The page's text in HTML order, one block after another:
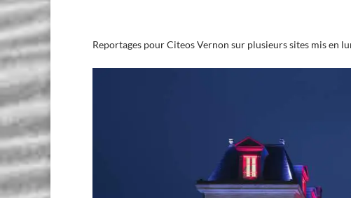
Reportages pour Citeos Vernon sur plusieurs sites mis en